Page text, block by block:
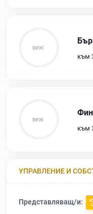
към
към
УПРАВЛЕНИЕ И
Представляващ/и: